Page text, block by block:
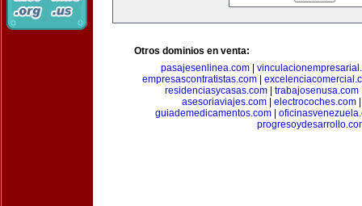
Otros dominios en venta:
pasajesenlinea.com
empresascontratistas.com
residenciasycasas.com| trabajosenusa.com
asesoriaviajes.com| electrocoches.com
guiademedicamentos.com|